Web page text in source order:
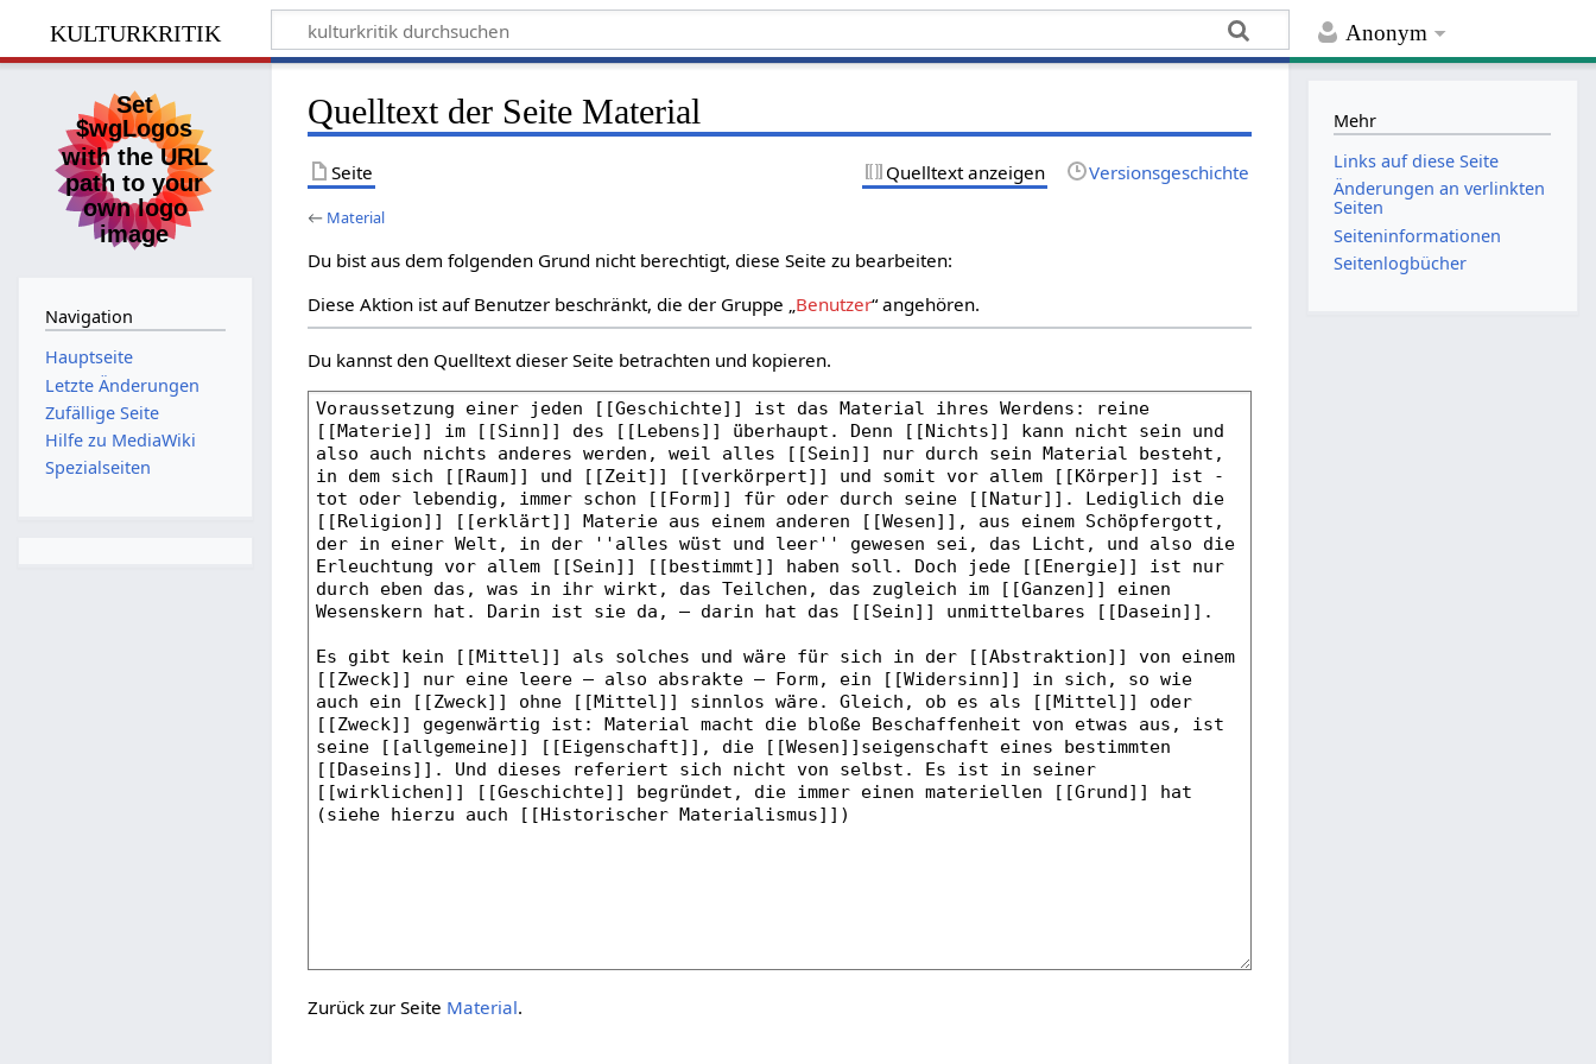
Anonym
kulturkritik
Quelltext der Seite Material
Seite Quelltext anzeigen Versionsgeschichte
← Material
Du bist aus dem folgenden Grund nicht berechtigt, diese Seite zu bearbeiten:
Diese Aktion ist auf Benutzer beschränkt, die der Gruppe „Benutzer“ angehören.
Du kannst den Quelltext dieser Seite betrachten und kopieren.
Zurück zur Seite Material.
Navigation
Hauptseite
Letzte Änderungen
Zufällige Seite
Hilfe zu MediaWiki
Spezialseiten
Mehr
Links auf diese Seite
Änderungen an verlinkten
Seiten
Seiten­­informationen
Seitenlogbücher